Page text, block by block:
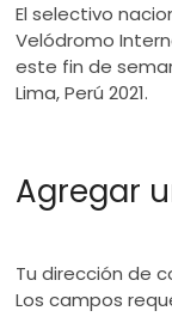
El selectivo
Velódromo
este fin de
Lima, Perú 2021.
Agregar
Tu dirección de
Los campos